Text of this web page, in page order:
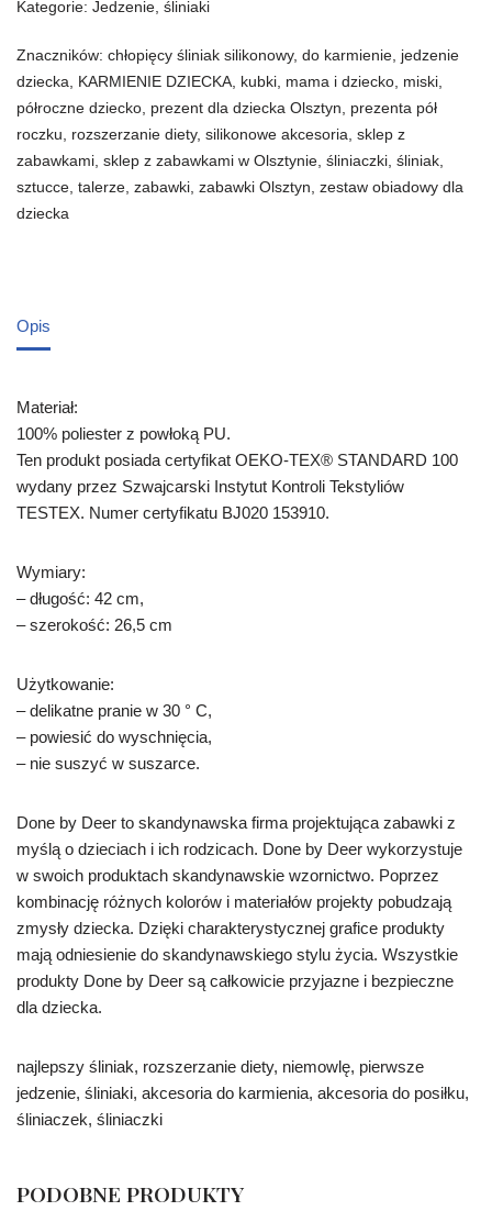
Kategorie: Jedzenie, śliniaki
Znaczników: chłopięcy śliniak silikonowy, do karmienie, jedzenie
dziecka, KARMIENIE DZIECKA, kubki, mama i dziecko, miski,
półroczne dziecko, prezent dla dziecka Olsztyn, prezenta pół
roczku, rozszerzanie diety, silikonowe akcesoria, sklep z
zabawkami, sklep z zabawkami w Olsztynie, śliniaczki, śliniak,
sztucce, talerze, zabawki, zabawki Olsztyn, zestaw obiadowy dla
dziecka
Opis
Materiał:
100% poliester z powłoką PU.
Ten produkt posiada certyfikat OEKO-TEX® STANDARD 100
wydany przez Szwajcarski Instytut Kontroli Tekstyliów
TESTEX. Numer certyfikatu BJ020 153910.
Wymiary:
– długość: 42 cm,
– szerokość: 26,5 cm
Użytkowanie:
– delikatne pranie w 30 ° C,
– powiesić do wyschnięcia,
– nie suszyć w suszarce.
Done by Deer to skandynawska firma projektująca zabawki z
myślą o dzieciach i ich rodzicach. Done by Deer wykorzystuje
w swoich produktach skandynawskie wzornictwo. Poprzez
kombinację różnych kolorów i materiałów projekty pobudzają
zmysły dziecka. Dzięki charakterystycznej grafice produkty
mają odniesienie do skandynawskiego stylu życia. Wszystkie
produkty Done by Deer są całkowicie przyjazne i bezpieczne
dla dziecka.
najlepszy śliniak, rozszerzanie diety, niemowlę, pierwsze
jedzenie, śliniaki, akcesoria do karmienia, akcesoria do posiłku,
śliniaczek, śliniaczki
PODOBNE PRODUKTY